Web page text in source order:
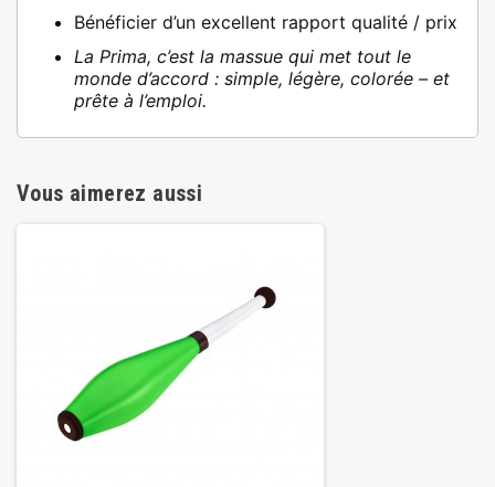
Bénéficier d’un excellent rapport qualité / prix
La Prima, c’est la massue qui met tout le
monde d’accord : simple, légère, colorée – et
prête à l’emploi.
Vous aimerez aussi